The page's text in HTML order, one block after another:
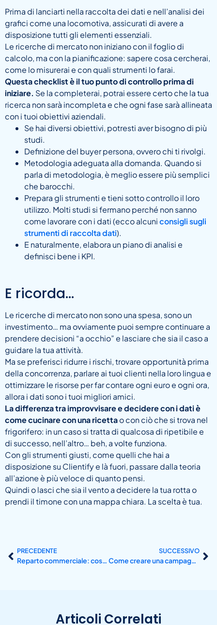
Prima di lanciarti nella raccolta dei dati e nell’analisi dei
grafici come una locomotiva, assicurati di avere a
disposizione tutti gli elementi essenziali.
Le ricerche di mercato non iniziano con il foglio di
calcolo, ma con la pianificazione: sapere cosa cercherai,
come lo misurerai e con quali strumenti lo farai.
Questa checklist è il tuo punto di controllo prima di
iniziare. Se la completerai, potrai essere certo che la tua
ricerca non sarà incompleta e che ogni fase sarà allineata
con i tuoi obiettivi aziendali.
Se hai diversi obiettivi, potresti aver bisogno di più
studi.
Definizione del buyer persona, ovvero chi ti rivolgi.
Metodologia adeguata alla domanda. Quando si
parla di metodologia, è meglio essere più semplici
che barocchi.
Prepara gli strumenti e tieni sotto controllo il loro
utilizzo. Molti studi si fermano perché non sanno
come lavorare con i dati (ecco alcuniconsigli sugli
strumenti di raccolta dati).
E naturalmente, elabora un piano di analisi e
definisci bene i KPI.
E ricorda…
Le ricerche di mercato non sono una spesa, sono un
investimento… ma ovviamente puoi sempre continuare a
prendere decisioni “a occhio” e lasciare che sia il caso a
guidare la tua attività.
Ma se preferisci ridurre i rischi, trovare opportunità prima
della concorrenza, parlare ai tuoi clienti nella loro lingua e
ottimizzare le risorse per far contare ogni euro e ogni ora,
allora i dati sono i tuoi migliori amici.
La differenza tra improvvisare e decidere con i dati è
come cucinare con una ricettao con ciò che si trova nel
frigorifero: in un caso si tratta di qualcosa di ripetibile e
di successo, nell’altro… beh, a volte funziona.
Con gli strumenti giusti, come quelli che hai a
disposizione su Clientify e là fuori, passare dalla teoria
all’azione è più veloce di quanto pensi.
Quindi o lasci che sia il vento a decidere la tua rotta o
prendi il timone con una mappa chiara. La scelta è tua.
PRECEDENTE
Reparto commerciale: cos’è, il suo ruolo e la sua struttura
SUCCESSIVO
Come creare una campagna pubblicitaria efficace
Articoli Correlati